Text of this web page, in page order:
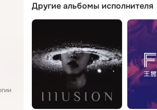
Другие альбомы исполнителя